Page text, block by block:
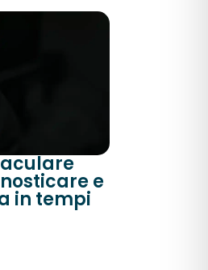
e
in tempi